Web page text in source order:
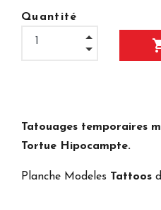
Quantité
Tatouages temporaires
Tortue Hipocampte.
Planche Modeles Tattoos